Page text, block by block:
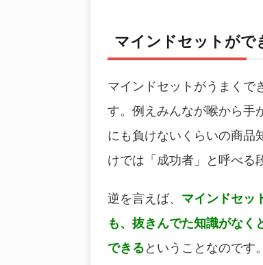
マインドセットがで
マインドセットがうまくで
す。例えみんなが喉から手
にも負けないくらいの商品
けでは「成功者」と呼べる
逆を言えば、 マインドセッ
も、抜きんでた知識がなく
できる ということなのです